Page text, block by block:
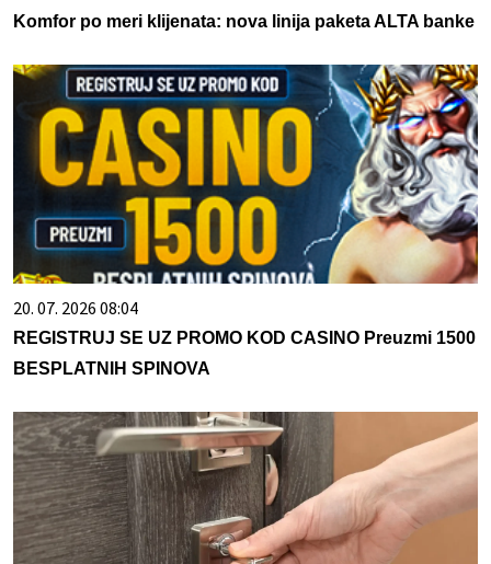
Komfor po meri klijenata: nova linija paketa ALTA banke
20. 07. 2026 08:04
REGISTRUJ SE UZ PROMO KOD CASINO Preuzmi 1500
BESPLATNIH SPINOVA